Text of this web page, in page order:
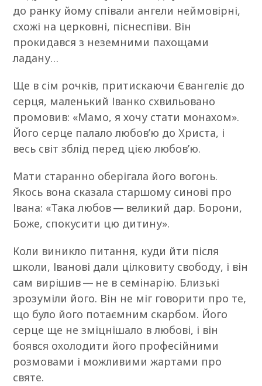
до ранку йому співали ангели неймовірні,
схожі на церковні, піснеспіви. Він
прокидався з неземними пахощами
ладану…
Ще в сім рочків, притискаючи Євангеліє до
серця, маленький Іванко схвильовано
промовив: «Мамо, я хочу стати монахом».
Його серце палало любов’ю до Христа, і
весь світ зблід перед цією любов’ю.
Мати старанно оберігала його вогонь.
Якось вона сказала старшому синові про
Івана: «Така любов — великий дар. Борони,
Боже, спокусити цю дитину».
Коли виникло питання, куди йти після
школи, Іванові дали цілковиту свободу, і він
сам вирішив — не в семінарію. Близькі
зрозуміли його. Він не міг говорити про те,
що було його потаємним скарбом. Його
серце ще не зміцнішало в любові, і він
боявся охолодити його професійними
розмовами і можливими жартами про
святе.